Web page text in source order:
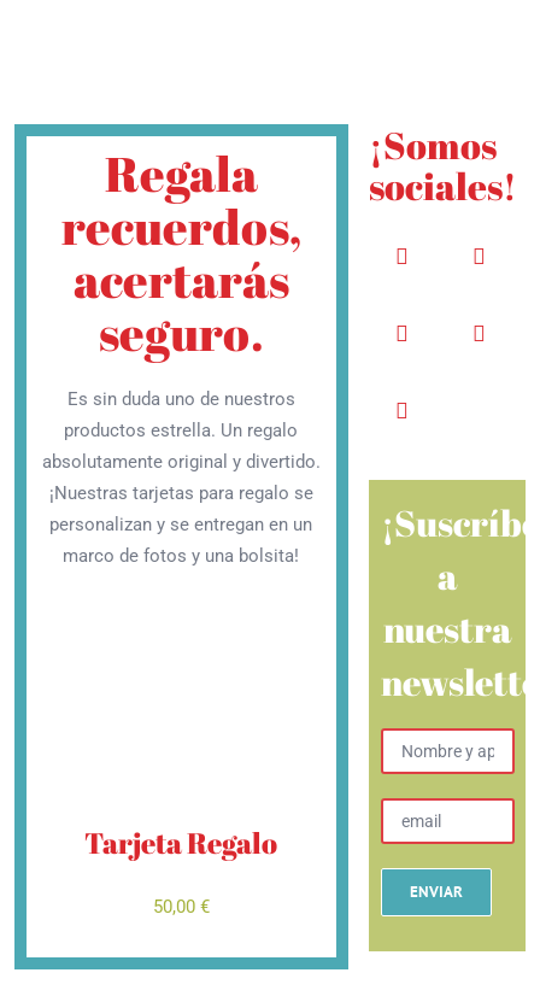
Regala
recuerdos,
acertarás
seguro.
Es sin duda uno de nuestros
productos estrella. Un regalo
absolutamente original y divertido.
¡Nuestras tarjetas para regalo se
personalizan y se entregan en un
marco de fotos y una bolsita!
Tarjeta Regalo
50,00 €
¡Somos
sociales!
a
nuestra
Tienda
Blog
Contacto